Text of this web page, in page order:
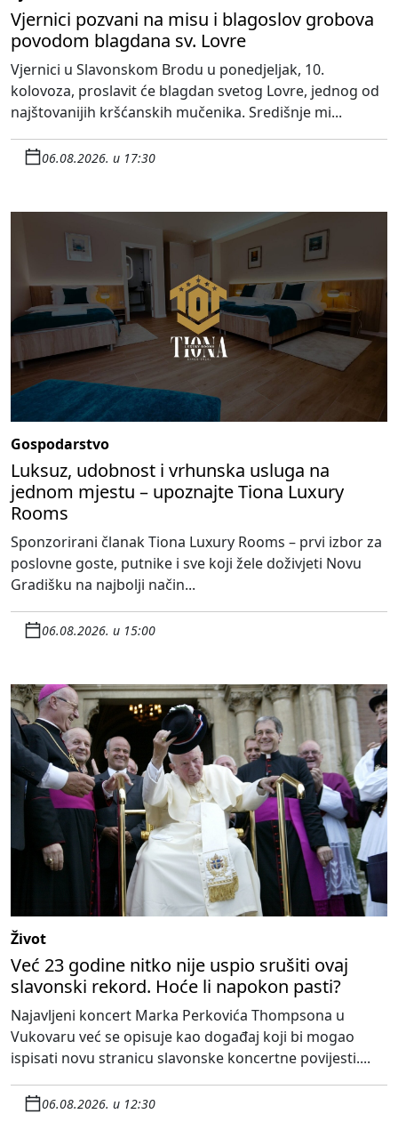
Vjernici pozvani na misu i blagoslov grobova
povodom blagdana sv. Lovre
Vjernici u Slavonskom Brodu u ponedjeljak, 10.
kolovoza, proslavit će blagdan svetog Lovre, jednog od
najštovanijih kršćanskih mučenika. Središnje mi...
06.08.2026. u 17:30
Gospodarstvo
Luksuz, udobnost i vrhunska usluga na
jednom mjestu – upoznajte Tiona Luxury
Rooms
Sponzorirani članak Tiona Luxury Rooms – prvi izbor za
poslovne goste, putnike i sve koji žele doživjeti Novu
Gradišku na najbolji način...
06.08.2026. u 15:00
Život
Već 23 godine nitko nije uspio srušiti ovaj
slavonski rekord. Hoće li napokon pasti?
Najavljeni koncert Marka Perkovića Thompsona u
Vukovaru već se opisuje kao događaj koji bi mogao
ispisati novu stranicu slavonske koncertne povijesti....
06.08.2026. u 12:30